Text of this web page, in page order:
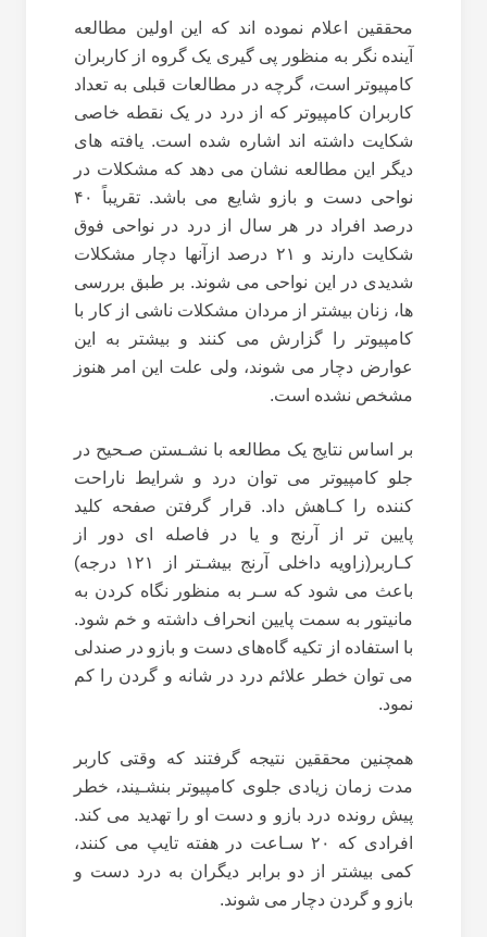
محققین اعلام نموده اند که این اولین مطالعه
آینده نگر به منظور پی گیری یک گروه از کاربران
کامپیوتر است، گرچه در مطالعات قبلی به تعداد
کاربران کامپیوتر که از درد در یک نقطه خاصی
شکایت داشته اند اشاره شده است. یافته های
دیگر این مطالعه نشان می دهد که مشکلات در
نواحی دست و بازو شایع می باشد. تقریباً ۴۰
درصد افراد در هر سال از درد در نواحی فوق
شکایت دارند و ۲۱ درصد از‌آنها دچار مشکلات
شدیدی در این نواحی می شوند. بر طبق بررسی
ها، زنان بیشتر از مردان مشکلات ناشی از کار با
کامپیوتر را گزارش می کنند و بیشتر به این
عوارض دچار می شوند، ولی علت این امر هنوز
مشخص نشده است.
بر اساس نتایج یک مطالعه با نشـستن صـحیح در
جلو کامپیوتر می توان درد و شرایط ناراحت
کننده را کـاهش داد. قرار گرفتن صفحه کلید
پایین تر از آرنج و یا در فاصله ای دور از
کـاربر(زاویه داخلی آرنج بیشـتر از ۱۲۱ درجه)
باعث می شود که سـر به منظور نگاه کردن به
مانیتور به سمت پایین انحراف داشته و خم شود.
با استفاده از تکیه گاه‌های دست و بازو در صندلی
می توان خطر علائم درد در شانه و گردن را کم
نمود.
همچنین محققین نتیجه گرفتند که وقتی کاربر
مدت زمان زیادی جلوی کامپیوتر بنشـیند، خطر
پیش رونده درد بازو و دست او را تهدید می کند.
افرادی که ۲۰ سـاعت در هفته تایپ می کنند،
کمی بیشتر از دو برابر دیگران به درد دست و
بازو و گردن دچار می شوند.